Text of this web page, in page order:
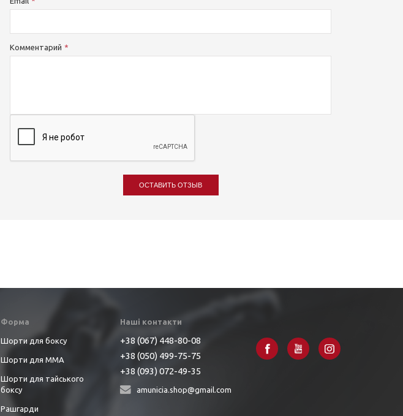
Комментарий
ОСТАВИТЬ ОТЗЫВ
Форма
Шорти для боксу
Шорти для ММА
Шорти для тайського
боксу
Рашгарди
Наші контакти
+38 (067) 448-80-08
+38 (050) 499-75-75
+38 (093) 072-49-35
amunicia.shop@gmail.com